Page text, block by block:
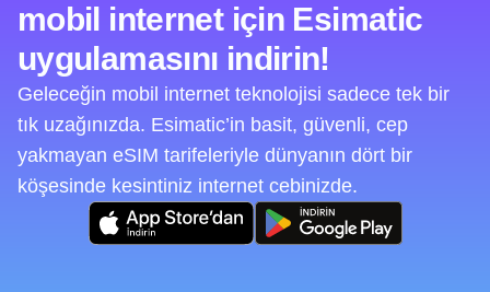
mobil internet için Esimatic
uygulamasını indirin!
Geleceğin mobil internet teknolojisi sadece tek bir
tık uzağınızda. Esimatic’in basit, güvenli, cep
yakmayan eSIM tarifeleriyle dünyanın dört bir
köşesinde kesintiniz internet cebinizde.